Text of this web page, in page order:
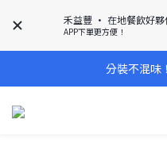
禾益豐 • 在地餐飲好夥
APP下單更方便！
分裝不混味